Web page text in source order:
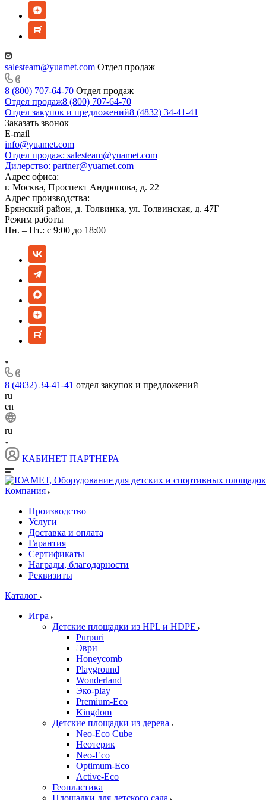
salesteam@yuamet.com Отдел продаж
8 (800) 707-64-70 Отдел продаж
Отдел продаж8 (800) 707-64-70
Отдел закупок и предложений8 (4832) 34-41-41
Заказать звонок
E-mail
info@yuamet.com
Отдел продаж: salesteam@yuamet.com
Дилерство: partner@yuamet.com
Адрес офиса:
г. Москва, Проспект Андропова, д. 22
Адрес производства:
Брянский район, д. Толвинка, ул. Толвинская, д. 47Г
Режим работы
Пн. – Пт.: с 9:00 до 18:00
8 (4832) 34-41-41 отдел закупок и предложений
ru
en
ru
КАБИНЕТ ПАРТНЕРА
Компания
Производство
Услуги
Доставка и оплата
Гарантия
Сертификаты
Награды, благодарности
Реквизиты
Каталог
Игра
Детские площадки из HPL и HDPE
Purpuri
Эври
Honeycomb
Playground
Wonderland
Эко-play
Premium-Eco
Kingdom
Детские площадки из дерева
Neo-Eco Cube
Неотерик
Neo-Eco
Оptimum-Еco
Active-Eco
Геопластика
Площадки для детского сада